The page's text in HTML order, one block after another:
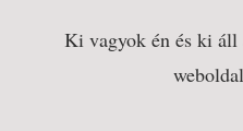
Ki vagyok én és ki áll